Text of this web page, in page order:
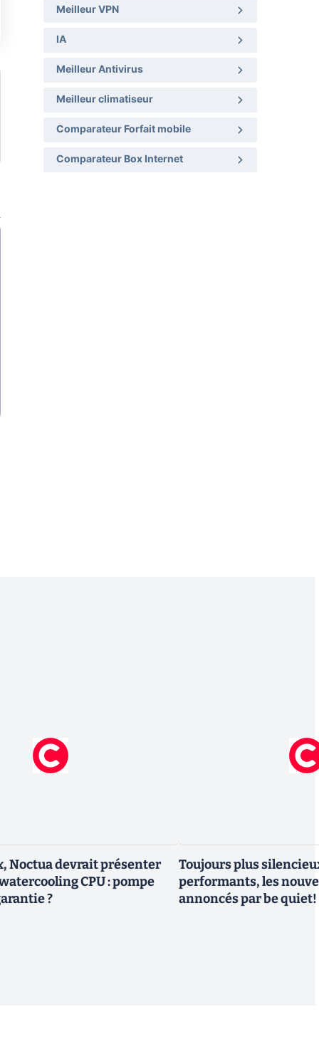
Meilleur VPN
IA
Meilleur Antivirus
Meilleur climatiseur
Comparateur Forfait mobile
Comparateur Box Internet
Noctua devrait présenter
CPU : pompe
?
Toujours plus
performants, les
annoncés par be quiet!